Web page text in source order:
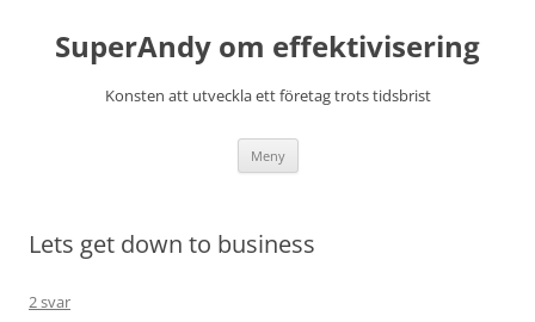
innehåll
SuperAndy om effektivisering
Konsten att utveckla ett företag trots tidsbrist
Meny
Lets get down to business
2 svar